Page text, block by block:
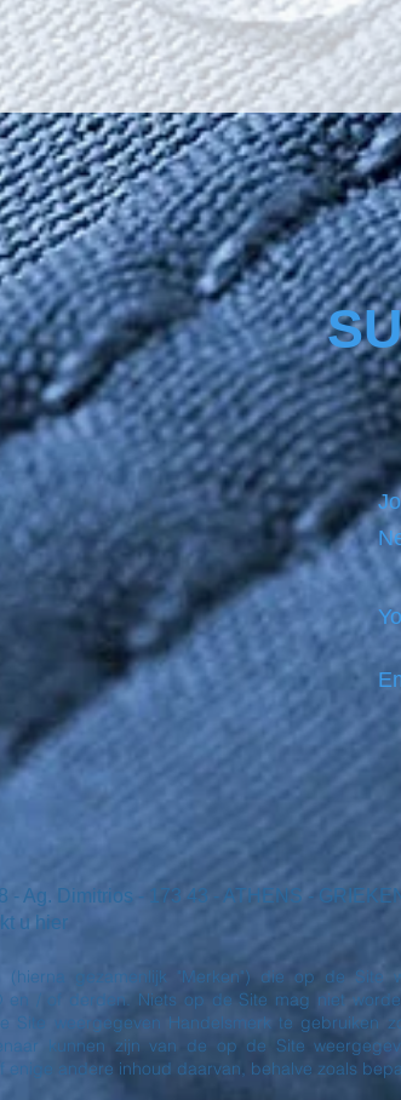
- Ag. Dimitrios - 173 43 - ATHENS -
u hier
(hierna gezamenlijk "Merken") die op de Site
en / of derden. Niets op de Site mag niet
weergegeven Handelsmerk te gebruiken
kunnen zijn van de op de Site
andere inhoud daarvan, behalve zoals